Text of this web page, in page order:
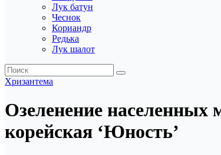
Лук батун
Чеснок
Кориандр
Редька
Лук шалот
Хризантема
Озеленение
корейская ‘Юность’